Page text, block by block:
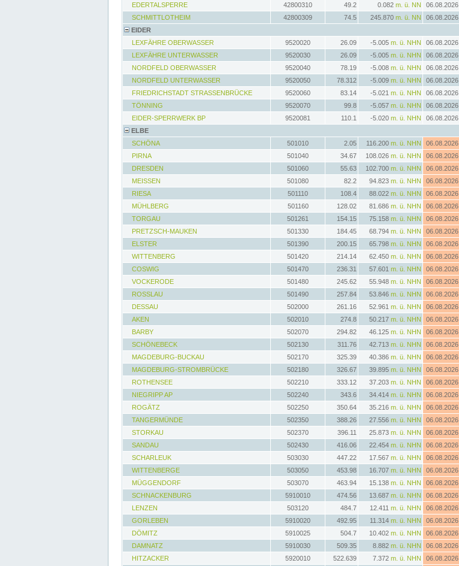
EDERTALSPERRE
42800310 49.2 0.082 m. ü. NN 06.08.2026
SCHMITTLOTHEIM
42800309 74.5 245.870 m. ü. NN 06.08.2026
EIDER
LEXFÄHRE OBERWASSER
9520020 26.09 -5.005 m. ü. NHN 06.08.2026
LEXFÄHRE UNTERWASSER
9520030 26.09 -5.005 m. ü. NHN 06.08.2026
NORDFELD OBERWASSER
9520040 78.19 -5.008 m. ü. NHN 06.08.2026
NORDFELD UNTERWASSER
9520050 78.312 -5.009 m. ü. NHN 06.08.2026
FRIEDRICHSTADT STRASSENBRÜCKE
9520060 83.14 -5.021 m. ü. NHN 06.08.2026
TÖNNING
9520070 99.8 -5.057 m. ü. NHN 06.08.2026
EIDER-SPERRWERK BP
9520081 110.1 -5.020 m. ü. NHN 06.08.2026
ELBE
SCHÖNA
501010 2.05 116.200 m. ü. NHN 06.08.2026
PIRNA
501040 34.67 108.026 m. ü. NHN 06.08.2026
DRESDEN
501060 55.63 102.700 m. ü. NHN 06.08.2026
MEISSEN
501080 82.2 94.823 m. ü. NHN 06.08.2026
RIESA
501110 108.4 88.022 m. ü. NHN 06.08.2026
MÜHLBERG
501160 128.02 81.686 m. ü. NHN 06.08.2026
TORGAU
501261 154.15 75.158 m. ü. NHN 06.08.2026
PRETZSCH-MAUKEN
501330 184.45 68.794 m. ü. NHN 06.08.2026
ELSTER
501390 200.15 65.798 m. ü. NHN 06.08.2026
WITTENBERG
501420 214.14 62.450 m. ü. NHN 06.08.2026
COSWIG
501470 236.31 57.601 m. ü. NHN 06.08.2026
VOCKERODE
501480 245.62 55.948 m. ü. NHN 06.08.2026
ROSSLAU
501490 257.84 53.846 m. ü. NHN 06.08.2026
DESSAU
502000 261.16 52.961 m. ü. NHN 06.08.2026
AKEN
502010 274.8 50.217 m. ü. NHN 06.08.2026
BARBY
502070 294.82 46.125 m. ü. NHN 06.08.2026
SCHÖNEBECK
502130 311.76 42.713 m. ü. NHN 06.08.2026
MAGDEBURG-BUCKAU
502170 325.39 40.386 m. ü. NHN 06.08.2026
MAGDEBURG-STROMBRÜCKE
502180 326.67 39.895 m. ü. NHN 06.08.2026
ROTHENSEE
502210 333.12 37.203 m. ü. NHN 06.08.2026
NIEGRIPP AP
502240 343.6 34.414 m. ü. NHN 06.08.2026
ROGÄTZ
502250 350.64 35.216 m. ü. NHN 06.08.2026
TANGERMÜNDE
502350 388.26 27.556 m. ü. NHN 06.08.2026
STORKAU
502370 396.11 25.873 m. ü. NHN 06.08.2026
SANDAU
502430 416.06 22.454 m. ü. NHN 06.08.2026
SCHARLEUK
503030 447.22 17.567 m. ü. NHN 06.08.2026
WITTENBERGE
503050 453.98 16.707 m. ü. NHN 06.08.2026
MÜGGENDORF
503070 463.94 15.138 m. ü. NHN 06.08.2026
SCHNACKENBURG
5910010 474.56 13.687 m. ü. NHN 06.08.2026
LENZEN
503120 484.7 12.411 m. ü. NHN 06.08.2026
GORLEBEN
5910020 492.95 11.314 m. ü. NHN 06.08.2026
DÖMITZ
5910025 504.7 10.402 m. ü. NHN 06.08.2026
DAMNATZ
5910030 509.35 8.882 m. ü. NHN 06.08.2026
HITZACKER
5920010 522.639 7.372 m. ü. NHN 06.08.2026